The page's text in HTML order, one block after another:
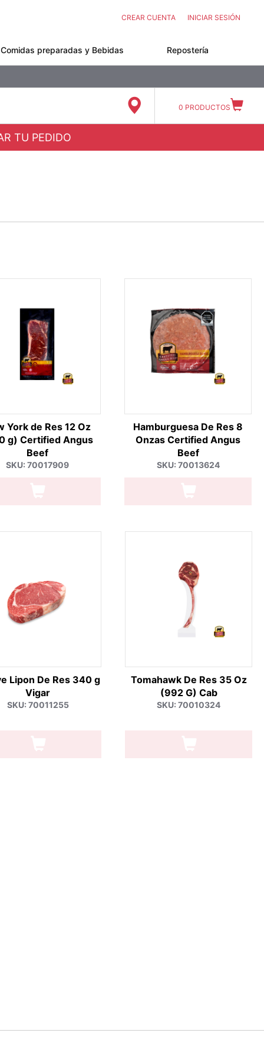
CREAR CUENTA INICIAR SESIÓN
Comidas preparadas y Bebidas Repostería
0 PRODUCTOS
TU PEDIDO
York de Res 12 Oz
g) Certified Angus
Beef
SKU: 70017909
Hamburguesa De Res 8
Onzas Certified Angus
Beef
SKU: 70013624
Lipon De Res 340 g
Vigar
SKU: 70011255
Tomahawk De Res 35 Oz
(992 G) Cab
SKU: 70010324